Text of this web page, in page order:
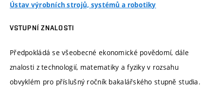
Ústav výrobních strojů, systémů a robotiky
VSTUPNÍ ZNALOSTI
Předpokládá se všeobecné ekonomické povědomí, dále
znalosti z technologií, matematiky a fyziky v rozsahu
obvyklém pro příslušný ročník bakalářského stupně studia.